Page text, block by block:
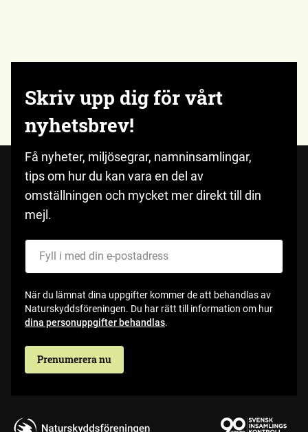
Skriv upp dig för vårt
nyhetsbrev!
Få nyheter, miljösegrar, namninsamlingar,
tips om hur du kan vara en del av
omställningen och mycket mer direkt till din
mejl.
När du lämnat dina uppgifter kommer de att behandlas av
Naturskyddsföreningen. Du har rätt till information om hur
dina personuppgifter behandlas.
Prenumerera nu